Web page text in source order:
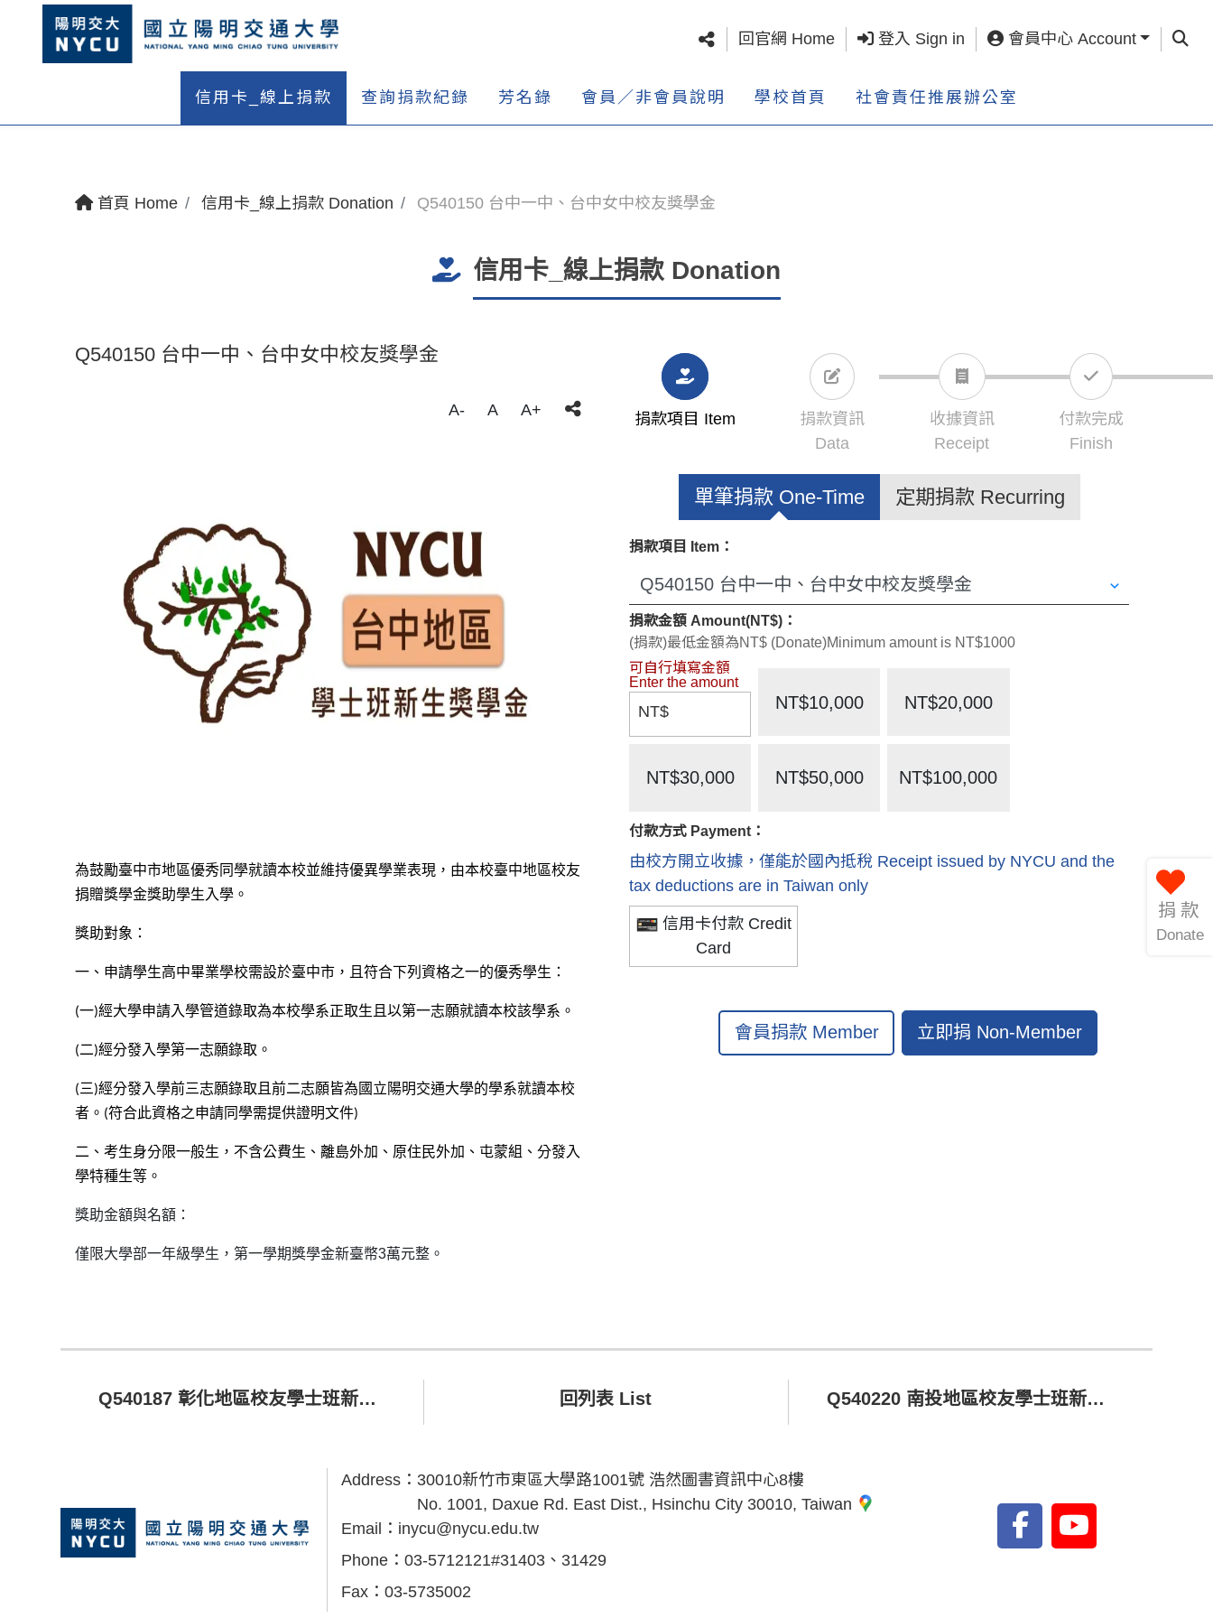
回官網 Home 登入 Sign in 會員中心 Account 查詢
信用卡_線上捐款 查詢捐款紀錄 芳名錄 會員／非會員說明 學校首頁 社會責任推展辦公室
首頁 Home 信用卡_線上捐款 Donation Q540150 台中一中、台中女中校友獎學金
信用卡_線上捐款 Donation
Q540150 台中一中、台中女中校友獎學金
A- A A+
為鼓勵臺中市地區優秀同學就讀本校並維持優異學業表現，由本校臺中地區校友
捐贈獎學金獎助學生入學。
獎助對象：
一、申請學生高中畢業學校需設於臺中市，且符合下列資格之一的優秀學生：
(一)經大學申請入學管道錄取為本校學系正取生且以第一志願就讀本校該學系。
(二)經分發入學第一志願錄取。
(三)經分發入學前三志願錄取且前二志願皆為國立陽明交通大學的學系就讀本校
者。(符合此資格之申請同學需提供證明文件)
二、考生身分限一般生，不含公費生、離島外加、原住民外加、屯蒙組、分發入
學特種生等。
獎助金額與名額：
僅限大學部一年級學生，第一學期獎學金新臺幣3萬元整。
捐款項目 Item
捐款資訊
Data
收據資訊
Receipt
付款完成
Finish
單筆捐款 One-Time 定期捐款 Recurring
捐款項目 Item：
捐款金額 Amount(NT$)：
(捐款)最低金額為NT$ (Donate)Minimum amount is NT$1000
NT$ NT$10,000 NT$20,000
NT$30,000 NT$50,000 NT$100,000
付款方式 Payment：
由校方開立收據，僅能於國內抵稅 Receipt issued by NYCU and the
tax deductions are in Taiwan only
信用卡付款 Credit
Card
會員捐款 Member 立即捐 Non-Member
Q540187 彰化地區校友學士班新生獎學金 回列表 List Q540220 南投地區校友學士班新生獎學金
Address： 30010新竹市東區大學路1001號 浩然圖書資訊中心8樓
No. 1001, Daxue Rd. East Dist., Hsinchu City 30010, Taiwan
Email： inycu@nycu.edu.tw
Phone： 03-5712121#31403、31429
Fax： 03-5735002
捐款
Donate